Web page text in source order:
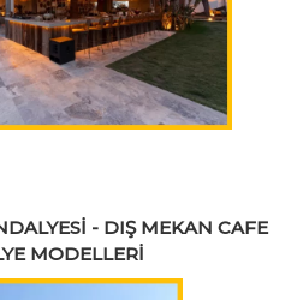
- DIŞ MEKAN CAFE
MODELLERİ